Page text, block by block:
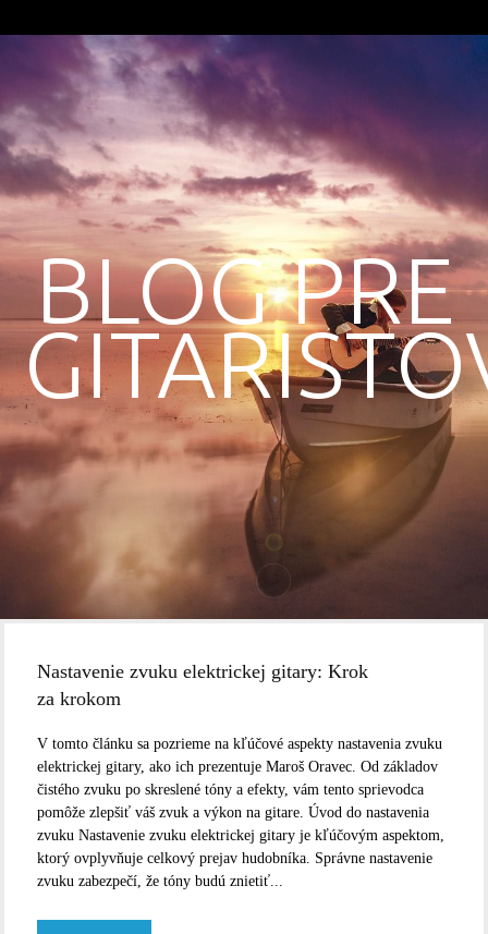
BLOG PRE
Nastavenie zvuku elektrickej gitary: Krok
za krokom
V tomto článku sa pozrieme na kľúčové aspekty nastavenia zvuku
elektrickej gitary, ako ich prezentuje Maroš Oravec. Od základov
čistého zvuku po skreslené tóny a efekty, vám tento sprievodca
pomôže zlepšiť váš zvuk a výkon na gitare. Úvod do nastavenia
zvuku Nastavenie zvuku elektrickej gitary je kľúčovým aspektom,
ktorý ovplyvňuje celkový prejav hudobníka. Správne nastavenie
zvuku zabezpečí, že tóny budú znietiť...